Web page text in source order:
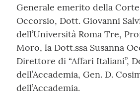
Generale emerito della
Occorsio, Dott. Giovanni
dell’Università Roma Tre,
Moro, la Dott.ssa Susanna
Direttore di “Affari Italiani”,
dell’Accademia, Gen. D.
dell’Accademia.